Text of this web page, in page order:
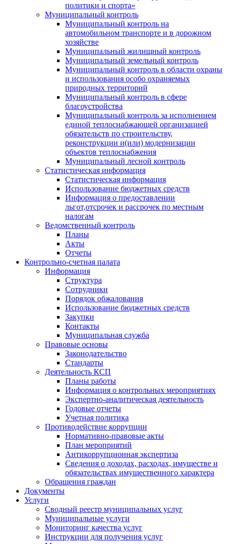
политики и спорта»
Муниципальный контроль
Муниципальный контроль на
автомобильном транспорте и в дорожном
хозяйстве
Муниципальный жилищный контроль
Муниципальный земельный контроль
Муниципальный контроль в области охраны
и использования особо охраняемых
природных территорий
Муниципальный контроль в сфере
благоустройства
Муниципальный контроль за исполнением
единой теплоснабжающей организацией
обязательств по строительству,
реконструкции и(или) модернизации
объектов теплоснабжения
Муниципальный лесной контроль
Статистическая информация
Статистическая информация
Использование бюджетных средств
Информация о предоставлении
льгот,отсрочек и рассрочек по местным
налогам
Ведомственный контроль
Планы
Акты
Отчеты
Контрольно-счетная палата
Информация
Структура
Сотрудники
Порядок обжалования
Использование бюджетных средств
Закупки
Контакты
Муниципальная служба
Правовые основы
Законодательство
Стандарты
Деятельность КСП
Планы работы
Информация о контрольных мероприятиях
Экспертно-аналитическая деятельность
Годовые отчеты
Учетная политика
Противодействие коррупции
Нормативно-правовые акты
План мероприятий
Антикоррупционная экспертиза
Сведения о доходах, расходах, имуществе и
обязательствах имущественного характера
Обращения граждан
Документы
Услуги
Сводный реестр муниципальных услуг
Муниципальные услуги
Мониторинг качества услуг
Инструкции для получения услуг